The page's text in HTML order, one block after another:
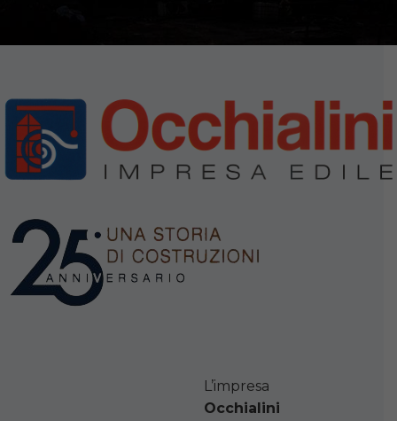
L’impresa
Occhialini